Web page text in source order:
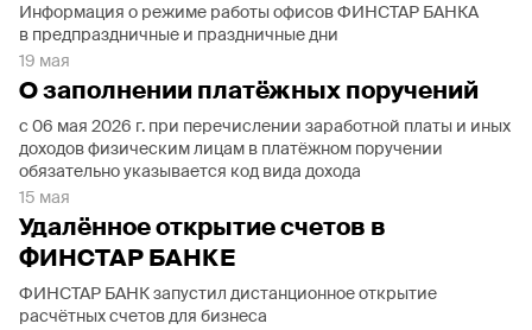
Информация о режиме работы офисов ФИНСТАР БАНКА
в предпраздничные и праздничные дни
19 мая
О заполнении платёжных поручений
с 06 мая 2026 г. при перечислении заработной платы и иных
доходов физическим лицам в платёжном поручении
обязательно указывается код вида дохода
15 мая
Удалённое открытие счетов в
ФИНСТАР БАНКЕ
ФИНСТАР БАНК запустил дистанционное открытие
расчётных счетов для бизнеса